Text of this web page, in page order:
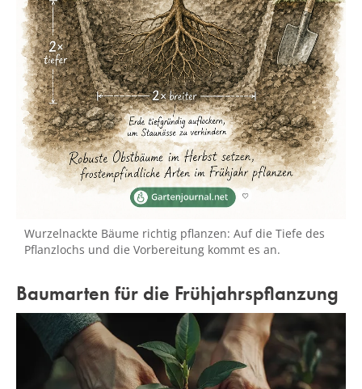
Wurzelnackte Bäume richtig pflanzen: Auf die Tiefe des
Pflanzlochs und die Vorbereitung kommt es an.
Baumarten für die Frühjahrspflanzung